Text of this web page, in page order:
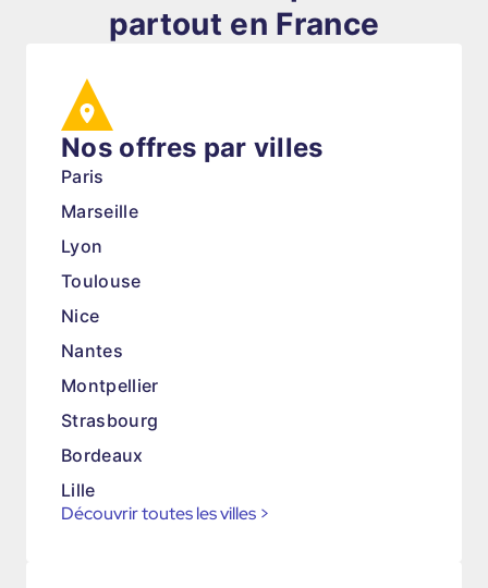
partout en France
Nos offres par villes
Paris
Marseille
Lyon
Toulouse
Nice
Nantes
Montpellier
Strasbourg
Bordeaux
Lille
Découvrir toutes les villes >